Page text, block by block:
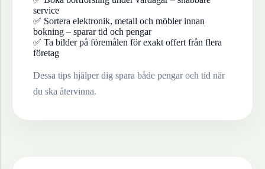
service
✅ Sortera elektronik, metall och möbler innan
bokning – sparar tid och pengar
✅ Ta bilder på föremålen för exakt offert från flera
företag
Dessa tips hjälper dig spara både pengar och tid när
du ska återvinna.